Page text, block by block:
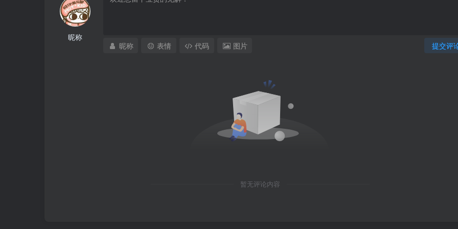
昵称
提交评
昵称 表情 代码 图片
暂无评论内容